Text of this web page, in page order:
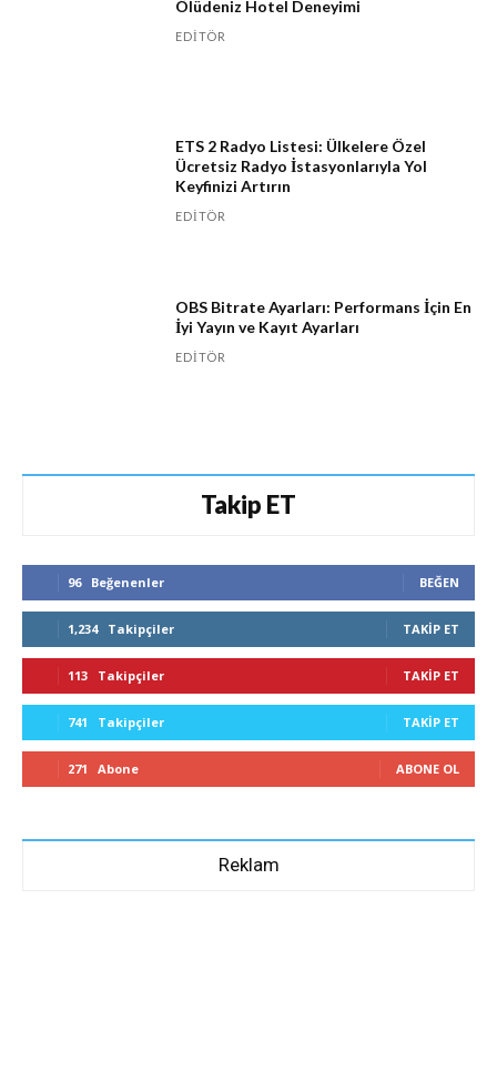
Ölüdeniz Hotel Deneyimi
EDITÖR
ETS 2 Radyo Listesi: Ülkelere Özel
Ücretsiz Radyo İstasyonlarıyla Yol
Keyfinizi Artırın
EDITÖR
OBS Bitrate Ayarları: Performans İçin En
İyi Yayın ve Kayıt Ayarları
EDITÖR
Takip ET
96 Beğenenler BEĞEN
1,234 Takipçiler TAKIP ET
113 Takipçiler TAKIP ET
741 Takipçiler TAKIP ET
271 Abone ABONE OL
Reklam